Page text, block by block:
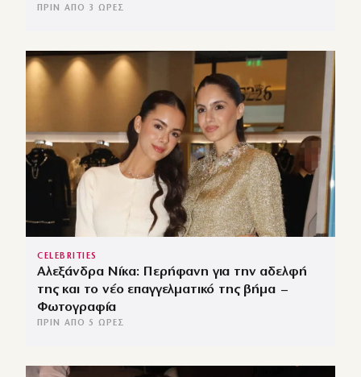
ΠΡΙΝ ΑΠΌ 3 ΏΡΕΣ
CELEBRITIES
Αλεξάνδρα Νίκα: Περήφανη για την αδελφή
της και το νέο επαγγελματικό της βήμα –
Φωτογραφία
ΠΡΙΝ ΑΠΌ 5 ΏΡΕΣ